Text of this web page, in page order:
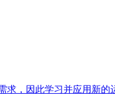
，因此学习并应用新的